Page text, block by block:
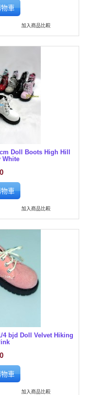
車
加入商品比較
Doll Boots High Hill
White
車
加入商品比較
4 bjd Doll Velvet Hiking
車
加入商品比較